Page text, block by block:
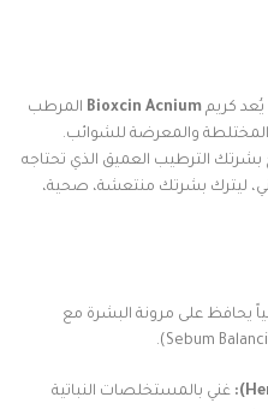
يُعد كريم Bioxcin Acnium المرطب
والمختلطة والمعرضة للشوائب.
بشرتك الترطيب العميق الذي تحتاجه
ليترك بشرتك منتعشة، صحية،
يحافظ على مرونة البشرة مع
غني بالمستخلصات النباتية